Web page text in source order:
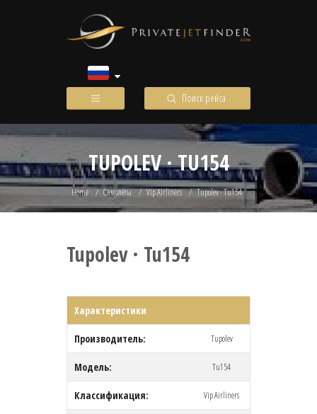
Поиск рейса
TUPOLEV · TU154
Home Самолёты Vip Airliners Tupolev · Tu154
Tupolev · Tu154
Характеристики
Производитель: Tupolev
Модель: Tu154
Классификация: Vip Airliners